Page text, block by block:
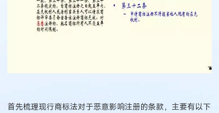
首先梳理现行商标法对于恶意影响注册的条款，主要有以下